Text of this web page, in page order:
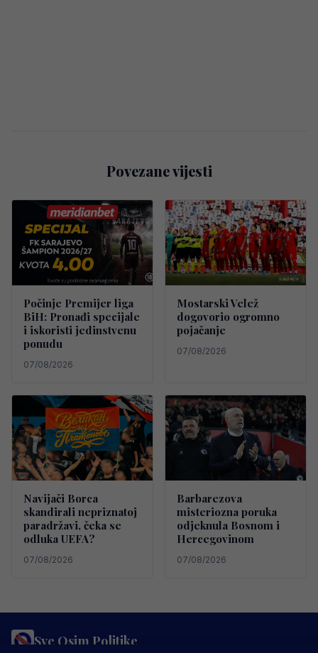
Povezane vijesti
Počinje Premijer liga
BiH: Pronađi specijale
i iskoristi jedinstvenu
ponudu
07/08/2026
Mostarski Velež
dogovorio ogromno
pojačanje
07/08/2026
Navijači Borca
skandirali nepriznatoj
paradržavi, čeka se
odluka UEFA?
07/08/2026
Barbarezova
misteriozna poruka
odjeknula Bosnom i
Hercegovinom
07/08/2026
Sve Osim Politike